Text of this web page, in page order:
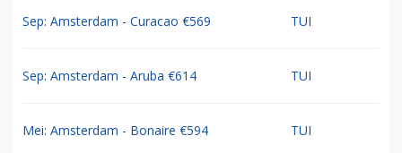
Sep: Amsterdam - Curacao €569 TUI
Sep: Amsterdam - Aruba €614 TUI
Mei: Amsterdam - Bonaire €594 TUI